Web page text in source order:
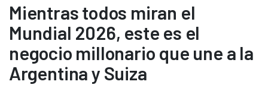
Mientras todos miran el
Mundial 2026, este es el
negocio millonario que une a la
Argentina y Suiza